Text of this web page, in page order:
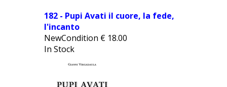
182 - Pupi Avati il cuore, la fede,
l'incanto
NewCondition € 18.00
In Stock